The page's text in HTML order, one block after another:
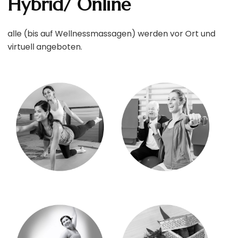
alle (bis auf Wellnessmassagen) werden vor Ort und
virtuell angeboten.